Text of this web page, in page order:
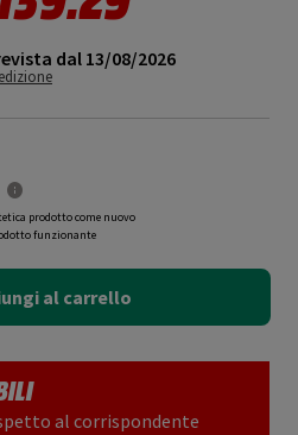
dal 13/08/2026
prodotto come nuovo
funzionante
al carrello
al corrispondente